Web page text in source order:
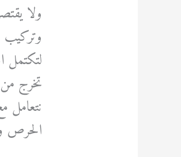
ولا
وتركيب
لتكتمل
تخرج
نتعامل
الحرص